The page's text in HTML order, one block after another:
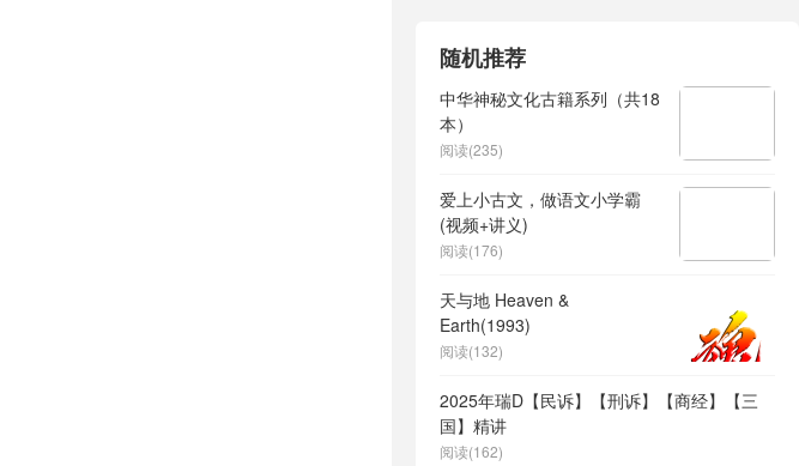
随机推荐
中华神秘文化古籍系列（共18
本）
阅读(235)
爱上小古文，做语文小学霸
(视频+讲义)
阅读(176)
天与地 Heaven &
Earth(1993)
阅读(132)
2025年瑞D【民诉】【刑诉】【商经】【三
国】精讲
阅读(162)